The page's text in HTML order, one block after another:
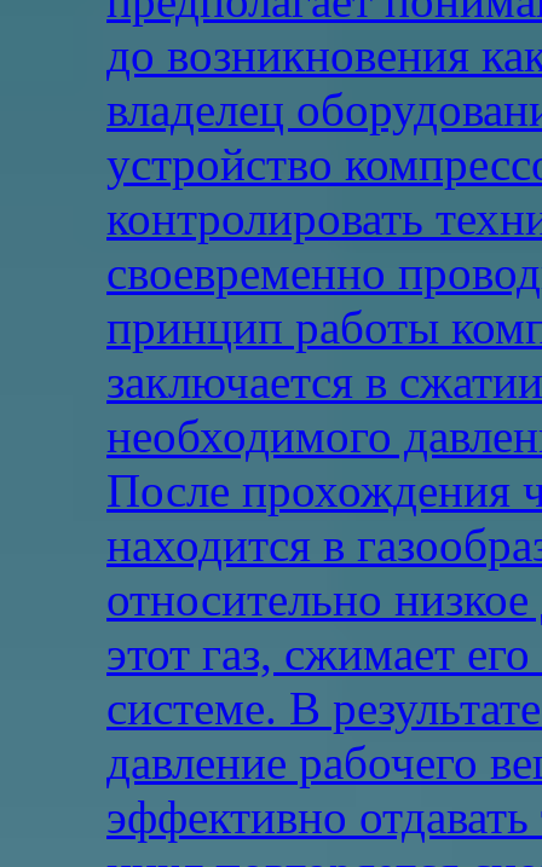
до возникновения
владелец
устройство
контролировать
своевременно
принцип работы
заключается в
необходимого
После прохождения
находится в
относительно
этот газ, сжимает
системе. В
давление рабочего
эффективно